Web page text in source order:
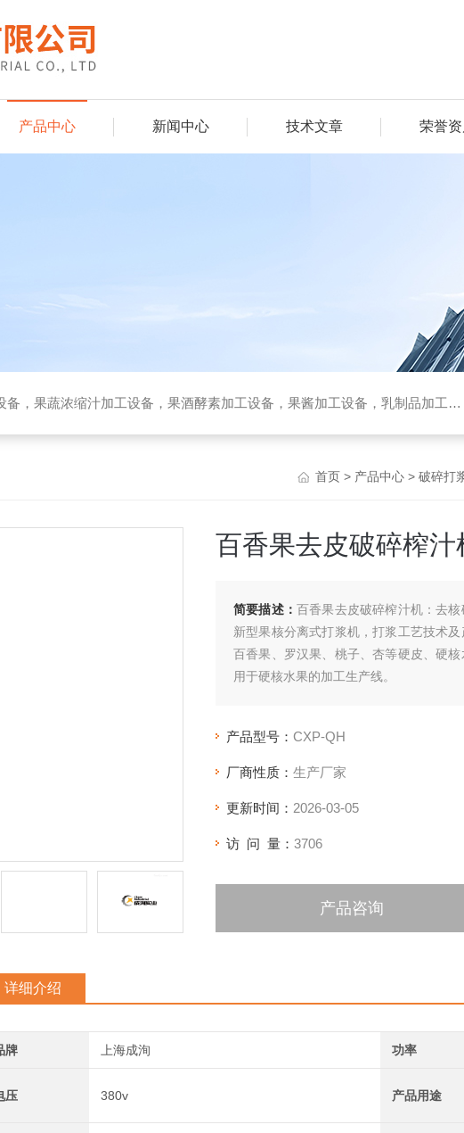
产品中心 新闻中心 技术文章 荣誉
，果酱加工设备，乳制品加工设备，生物提取加工设备，破碎榨汁设备，高温杀菌设备，无菌袋灌装机，UHT管式杀菌机，去核破碎机，高速精制打浆机，带式压榨机
首页 > 产品中心 > 破碎打
百香果去皮破碎榨汁
简要描述： 百香果去皮破碎榨汁机：去
新型果核分离式打浆机，打浆工艺技术
百香果、罗汉果、桃子、杏等硬皮、硬
用于硬核水果的加工生产线。
产品型号： CXP-QH
厂商性质： 生产厂家
更新时间： 2026-03-05
访 问 量： 3706
产品咨询
详细介绍
牌 上海成洵 功率
压 380v 产品用途